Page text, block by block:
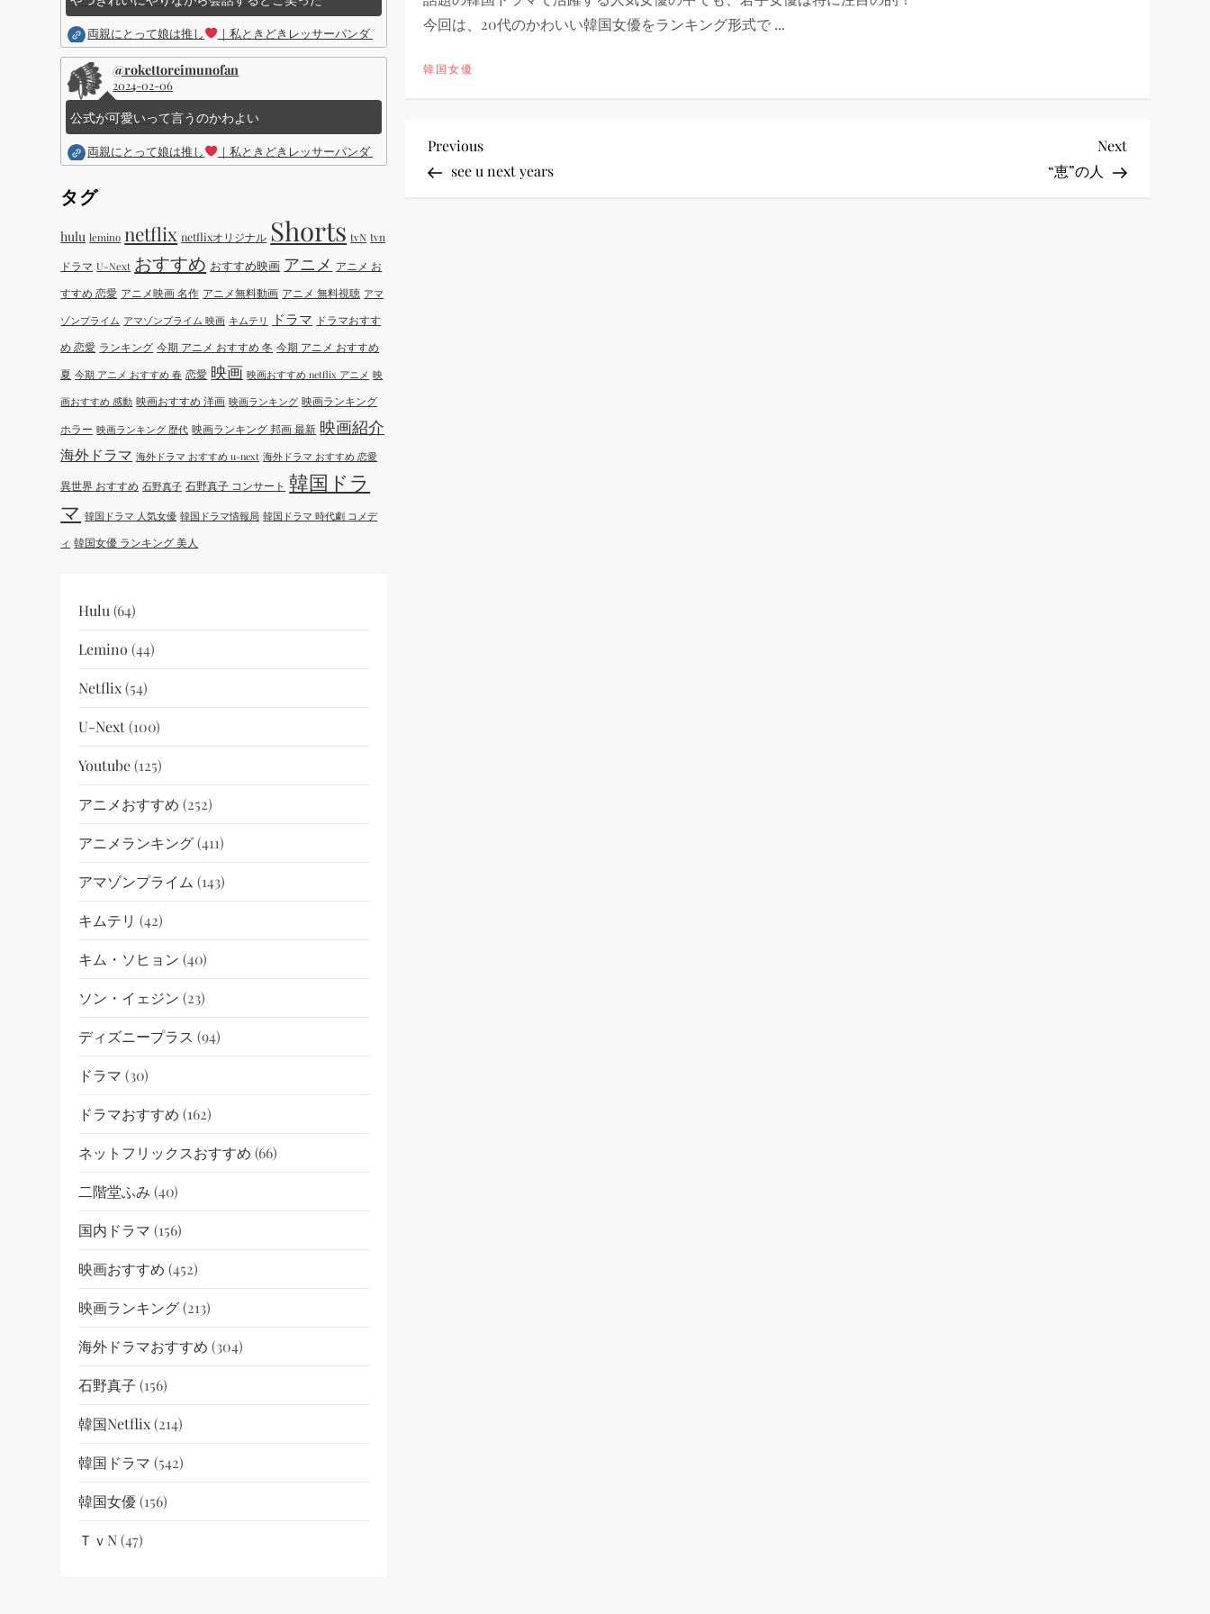
今回は、20代のかわいい韓国女優をランキング形式で ...
韓国女優
投
Previous
Post
Previous
see u next years
Next
Post
Next
“恵”の人
両親にとって娘は推し ｜私ときどきレッサーパンダ ｜Disney (ディズニープラス）
@rokettoreimunofan
2024-02-06
公式が可愛いって言うのかわよい
両親にとって娘は推し ｜私ときどきレッサーパンダ ｜Disney (ディズニープラス）
タグ
hulu lemino netflix netflixオリジナル Shorts tvN tvn
ドラマ U-Next おすすめ おすすめ映画 アニメ アニメ お
すすめ 恋愛 アニメ映画 名作 アニメ無料動画 アニメ 無料視聴 アマ
ゾンプライム アマゾンプライム 映画 キムテリ ドラマ ドラマおすす
め 恋愛 ランキング 今期 アニメ おすすめ 冬 今期 アニメ おすすめ
夏 今期 アニメ おすすめ 春 恋愛 映画 映画おすすめ netflix アニメ 映
画おすすめ 感動 映画おすすめ 洋画 映画ランキング 映画ランキング
ホラー 映画ランキング 歴代 映画ランキング 邦画 最新 映画紹介
海外ドラマ 海外ドラマ おすすめ u-next 海外ドラマ おすすめ 恋愛
異世界 おすすめ 石野真子 石野真子 コンサート 韓国ドラ
マ 韓国ドラマ 人気女優 韓国ドラマ情報局 韓国ドラマ 時代劇 コメデ
ィ 韓国女優 ランキング 美人
Hulu (64)
Lemino (44)
Netflix(54)
U-Next(100)
Youtube(125)
アニメおすすめ (252)
アニメランキング(411)
アマゾンプライム (143)
キムテリ (42)
キム・ソヒョン (40)
ソン・イェジン (23)
ディズニープラス (94)
ドラマ (30)
ドラマおすすめ (162)
ネットフリックスおすすめ (66)
二階堂ふみ (40)
国内ドラマ (156)
映画おすすめ (452)
映画ランキング(213)
海外ドラマおすすめ (304)
石野真子 (156)
韓国netflix(214)
韓国ドラマ (542)
韓国女優(156)
ＴｖN(47)